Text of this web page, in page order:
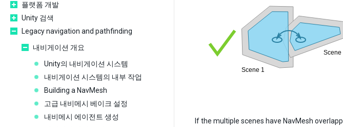
플랫폼 개발
Unity 검색
Legacy navigation and pathfinding
내비게이션 개요
Unity의 내비게이션 시스템
내비게이션 시스템의 내부 작업
Building a NavMesh
고급 내비메시 베이크 설정
내비메시 에이전트 생성
If the multiple scenes have NavMesh